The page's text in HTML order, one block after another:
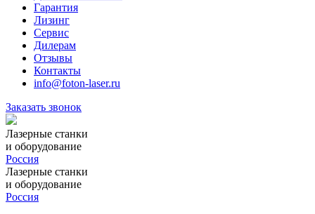
Гарантия
Лизинг
Сервис
Дилерам
Отзывы
Контакты
info@foton-laser.ru
Заказать звонок
Лазерные станки
и оборудование
Россия
Лазерные станки
и оборудование
Россия